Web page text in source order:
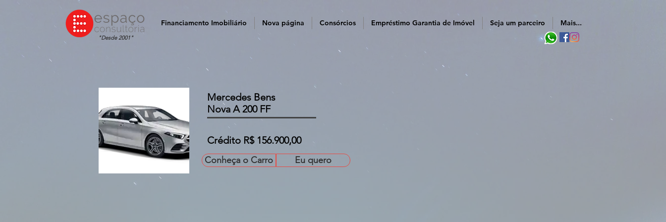
"Desde 2001"
Financiamento Imobiliário Nova página Consórcios Empréstimo Garantia de Imóvel Seja um parceiro Mais...
Mercedes Bens
Nova A 200 FF
Crédito R$ 156.900,00
Conheça o Carro Eu quero